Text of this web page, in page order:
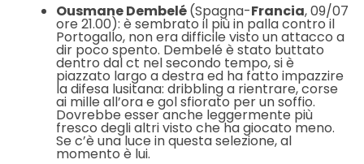
Ousmane Dembelé(Spagna-Francia, 09/07
ore 21.00): è sembrato il più in palla contro il
Portogallo, non era difficile visto un attacco a
dir poco spento. Dembelé è stato buttato
dentro dal ct nel secondo tempo, si è
piazzato largo a destra ed ha fatto impazzire
la difesa lusitana: dribbling a rientrare, corse
ai mille all’ora e gol sfiorato per un soffio.
Dovrebbe esser anche leggermente più
fresco degli altri visto che ha giocato meno.
Se c’è una luce in questa selezione, al
momento è lui.